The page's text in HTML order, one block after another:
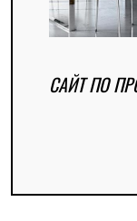
САЙТ ПО